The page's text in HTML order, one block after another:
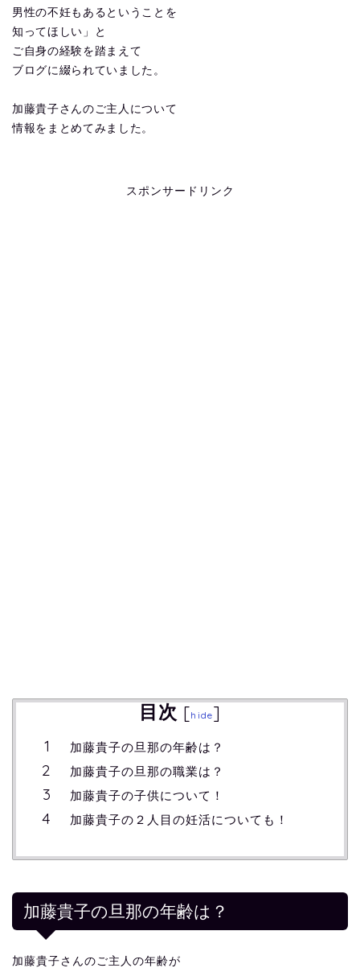
男性の不妊もあるということを
知ってほしい」と
ご自身の経験を踏まえて
ブログに綴られていました。
加藤貴子さんのご主人について
情報をまとめてみました。
スポンサードリンク
目次 [hide]
加藤貴子の旦那の年齢は？
加藤貴子の旦那の職業は？
加藤貴子の子供について！
加藤貴子の２人目の妊活についても！
加藤貴子の旦那の年齢は？
加藤貴子さんのご主人の年齢が